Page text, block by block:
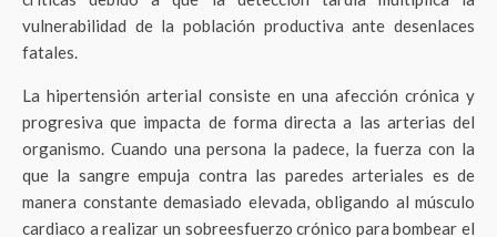
vulnerabilidad de la población productiva ante desenlaces
fatales.
La hipertensión arterial consiste en una afección crónica y
progresiva que impacta de forma directa a las arterias del
organismo. Cuando una persona la padece, la fuerza con la
que la sangre empuja contra las paredes arteriales es de
manera constante demasiado elevada, obligando al músculo
cardiaco a realizar un sobreesfuerzo crónico para bombear el